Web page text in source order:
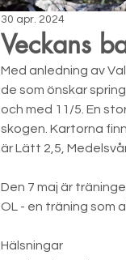
Veckans
30 apr. 2024
Med anledning av
de som önskar
och med 11/5. En
skogen. Kartorna
är Lätt 2,5,
Den 7 maj är
OL - en träning som
Hälsningar